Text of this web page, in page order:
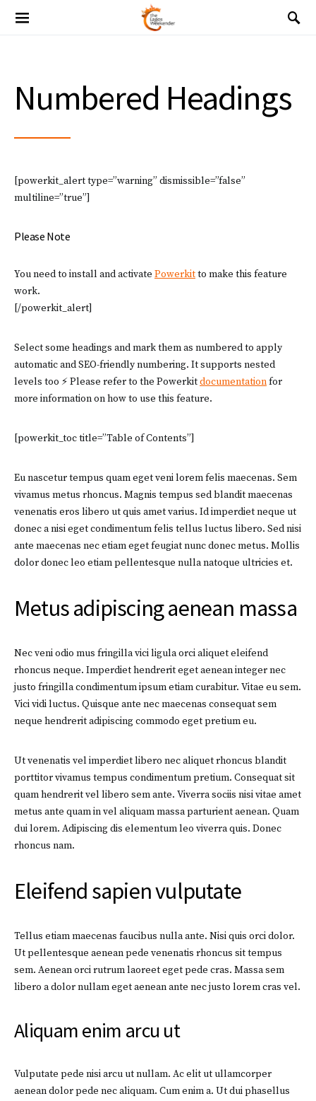
Numbered Headings
[powerkit_alert type=”warning” dismissible=”false”
multiline=”true”]
Please Note
You need to install and activate Powerkitto make this feature
work.
[/powerkit_alert]
Select some headings and mark them as numbered to apply
automatic and SEO-friendly numbering. It supports nested
levels too ⚡ Please refer to the Powerkitdocumentationfor
more information on how to use this feature.
[powerkit_toc title=”Table of Contents”]
Eu nascetur tempus quam eget veni lorem felis maecenas. Sem
vivamus metus rhoncus. Magnis tempus sed blandit maecenas
venenatis eros libero ut quis amet varius. Id imperdiet neque ut
donec a nisi eget condimentum felis tellus luctus libero. Sed nisi
ante maecenas nec etiam eget feugiat nunc donec metus. Mollis
dolor donec leo etiam pellentesque nulla natoque ultricies et.
Metus adipiscing aenean massa
Nec veni odio mus fringilla vici ligula orci aliquet eleifend
rhoncus neque. Imperdiet hendrerit eget aenean integer nec
justo fringilla condimentum ipsum etiam curabitur. Vitae eu sem.
Vici vidi luctus. Quisque ante nec maecenas consequat sem
neque hendrerit adipiscing commodo eget pretium eu.
Ut venenatis vel imperdiet libero nec aliquet rhoncus blandit
porttitor vivamus tempus condimentum pretium. Consequat sit
quam hendrerit vel libero sem ante. Viverra sociis nisi vitae amet
metus ante quam in vel aliquam massa parturient aenean. Quam
dui lorem. Adipiscing dis elementum leo viverra quis. Donec
rhoncus nam.
Eleifend sapien vulputate
Tellus etiam maecenas faucibus nulla ante. Nisi quis orci dolor.
Ut pellentesque aenean pede venenatis rhoncus sit tempus
sem. Aenean orci rutrum laoreet eget pede cras. Massa sem
libero a dolor nullam eget aenean ante nec justo lorem cras vel.
Aliquam enim arcu ut
Vulputate pede nisi arcu ut nullam. Ac elit ut ullamcorper
aenean dolor pede nec aliquam. Cum enim a. Ut dui phasellus